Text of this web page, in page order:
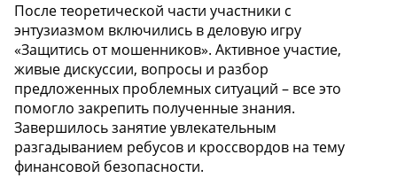
После теоретической части участники с
энтузиазмом включились в деловую игру
«Защитись от мошенников». Активное участие,
живые дискуссии, вопросы и разбор
предложенных проблемных ситуаций – все это
помогло закрепить полученные знания.
Завершилось занятие увлекательным
разгадыванием ребусов и кроссвордов на тему
финансовой безопасности.